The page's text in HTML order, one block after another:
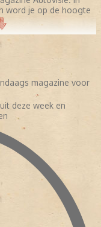
word je op de hoogte
magazine voor
deze week en